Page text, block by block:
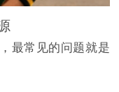
最常见的问题就是